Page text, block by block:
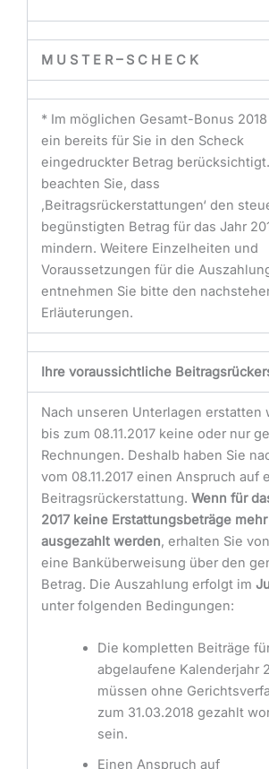
M U S T E R – S C H E C K
* Im möglichen Gesamt-Bonus
ein bereits für Sie in den Scheck
eingedruckter Betrag
beachten Sie, dass
‚Beitragsrückerstattungen‘ den
begünstigten Betrag für das Jahr
mindern. Weitere Einzelheiten und
Voraussetzungen für die
entnehmen Sie bitte den
Erläuterungen.
Ihre voraussichtliche
Nach unseren Unterlagen erstatten
bis zum 08.11.2017 keine oder nur
Rechnungen. Deshalb haben Sie
vom 08.11.2017 einen Anspruch auf
Beitragsrückerstattung. Wenn für
2017 keine Erstattungsbeträge mehr
ausgezahlt werden, erhalten Sie
eine Banküberweisung über den
Betrag. Die Auszahlung erfolgt im
unter folgenden Bedingungen:
Die kompletten Beiträge
abgelaufene Kalenderjahr
müssen ohne
zum 31.03.2018 gezahlt
sein.
Einen Anspruch auf